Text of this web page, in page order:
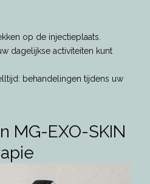
op de injectieplaats.
dagelijkse activiteiten kunt
behandelingen tijdens uw
MG-EXO-SKIN